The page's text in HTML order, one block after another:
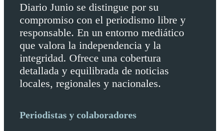
Diario Junio se distingue por su
compromiso con el periodismo libre y
responsable. En un entorno mediático
que valora la independencia y la
integridad. Ofrece una cobertura
detallada y equilibrada de noticias
locales, regionales y nacionales.
Periodistas y colaboradores